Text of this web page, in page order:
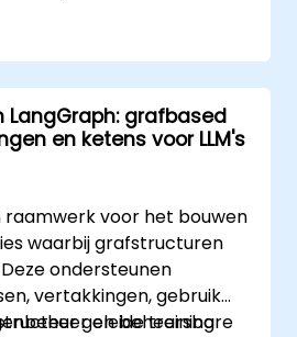
LangGraph: grafbased
en ketens voor LLM's
raamwerk voor het bouwen
waarbij grafstructuren
ondersteunen
vertakkingen, gebruik
en beheersbare
geleide training